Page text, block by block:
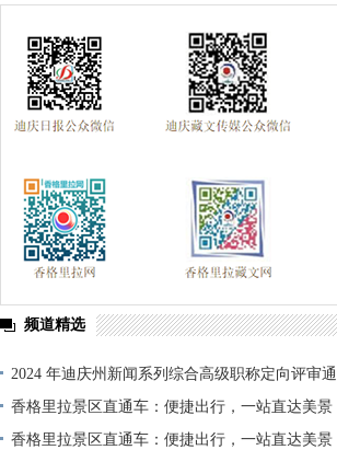
频道精选
2024 年迪庆州新闻系列综合高级职称定向评审
单公示
香格里拉景区直通车：便捷出行，一站直达美景
香格里拉景区直通车：便捷出行，一站直达美景